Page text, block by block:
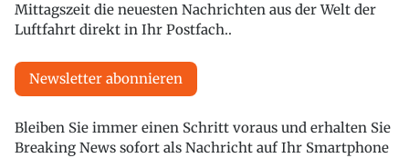
Mittagszeit die neuesten Nachrichten aus der Welt der
Luftfahrt direkt in Ihr Postfach..
Newsletter abonnieren
Bleiben Sie immer einen Schritt voraus und erhalten Sie
Breaking News sofort als Nachricht auf Ihr Smartphone